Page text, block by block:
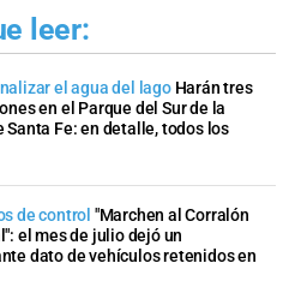
leer:
el agua del lago Harán tres
en el Parque del Sur de la
Santa Fe: en detalle, todos los
de control "Marchen al Corralón
el mes de julio dejó un
dato de vehículos retenidos en